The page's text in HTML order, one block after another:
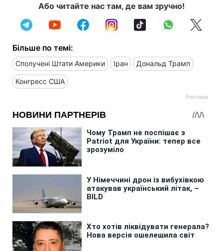
Або читайте нас там, де вам зручно!
Більше по темі:
Сполучені Штати Америки Іран Дональд Трамп
Конгресс США